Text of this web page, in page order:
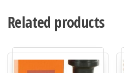
Related products